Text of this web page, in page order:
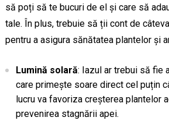
să poți să te bucuri de el și care să
tale. În plus, trebuie să ții cont de
pentru a asigura sănătatea plantelor și
Lumină solară: Iazul ar trebui să fie
care primește soare direct cel puțin
lucru va favoriza creșterea plantelor
prevenirea stagnării apei.